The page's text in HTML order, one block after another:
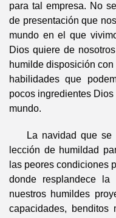
para tal empresa. No
de presentación que
mundo en el que
Dios quiere de
humilde disposición
habilidades que
pocos ingredientes
mundo.
La navidad que se
lección de humildad
las peores condiciones
donde resplandece
nuestros humildes
capacidades, benditos